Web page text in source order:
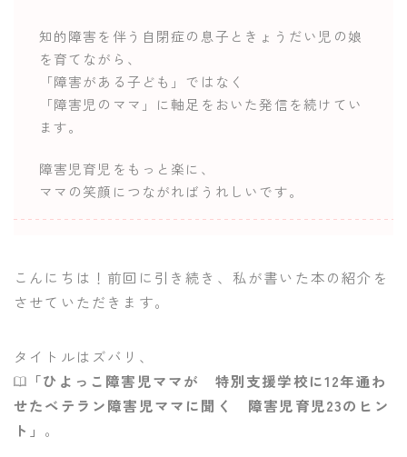
知的障害を伴う自閉症の息子ときょうだい児の娘
を育てながら、
「障害がある子ども」ではなく
「障害児のママ」に軸足をおいた発信を続けてい
ます。
障害児育児をもっと楽に、
ママの笑顔につながればうれしいです。
こんにちは！前回に引き続き、私が書いた本の紹介を
させていただきます。
タイトルはズバリ、
「ひよっこ障害児ママが 特別支援学校に12年通わ
せたベテラン障害児ママに聞く 障害児育児23のヒン
ト」 。